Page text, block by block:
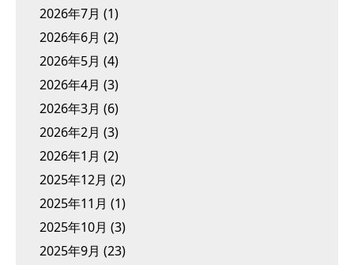
2026年7月 (1)
2026年6月 (2)
2026年5月 (4)
2026年4月 (3)
2026年3月 (6)
2026年2月 (3)
2026年1月 (2)
2025年12月 (2)
2025年11月 (1)
2025年10月 (3)
2025年9月 (23)